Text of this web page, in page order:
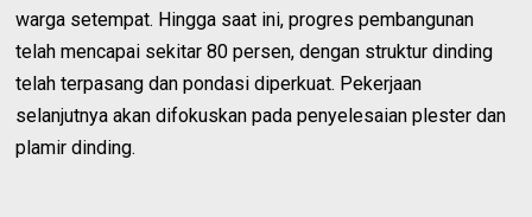
warga setempat. Hingga saat ini, progres pembangunan
telah mencapai sekitar 80 persen, dengan struktur dinding
telah terpasang dan pondasi diperkuat. Pekerjaan
selanjutnya akan difokuskan pada penyelesaian plester dan
plamir dinding.